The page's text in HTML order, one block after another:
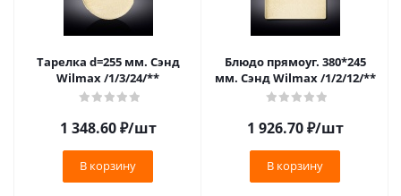
Тарелка d=255 мм. Сэнд
Wilmax /1/3/24/**
1 348.60₽/шт
В корзину
Блюдо прямоуг. 380*245
мм. Сэнд Wilmax /1/2/12/**
1 926.70₽/шт
В корзину